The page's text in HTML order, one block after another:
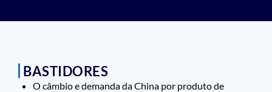
BASTIDORES
O câmbio e demanda da China por produto de